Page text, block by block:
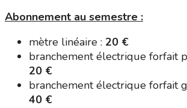
Abonnement au semestre :
mètre linéaire : 20 €
branchement électrique forfait
20 €
branchement électrique forfait
40 €